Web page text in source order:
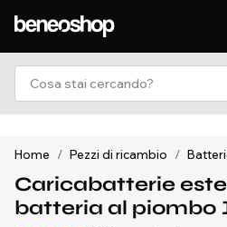
Home / Pezzi di ricambio /
Caricabatterie
batteria al piombo